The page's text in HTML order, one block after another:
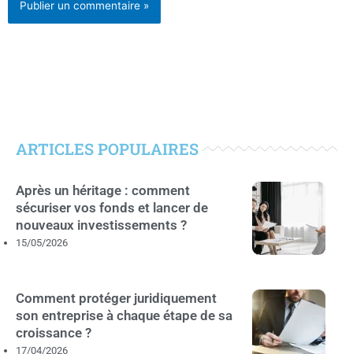
ARTICLES POPULAIRES
Après un héritage : comment
sécuriser vos fonds et lancer de
nouveaux investissements ?
15/05/2026
Comment protéger juridiquement
son entreprise à chaque étape de sa
croissance ?
17/04/2026